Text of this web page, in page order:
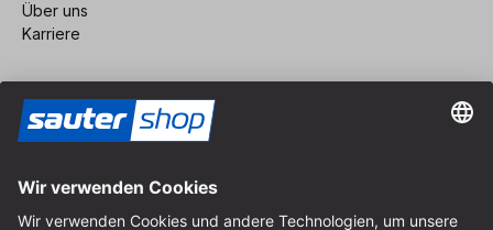
Über uns
Karriere